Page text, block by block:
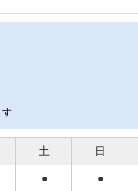
す
土 日
● ●